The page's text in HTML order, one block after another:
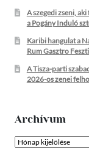
A szegedi zseni,
a Pogány Induló
Karibi hangulat a
Rum Gasztro
A Tisza-parti
2026-os zenei
Archívum
Archívum